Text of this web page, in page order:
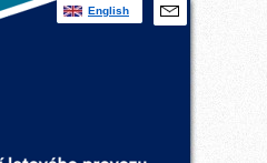
English